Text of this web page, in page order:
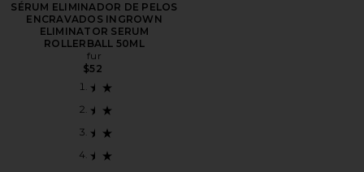
SÉRUM ELIMINADOR DE PELOS
ENCRAVADOS INGROWN
ELIMINATOR SERUM
ROLLERBALL 50ML
fur
$52